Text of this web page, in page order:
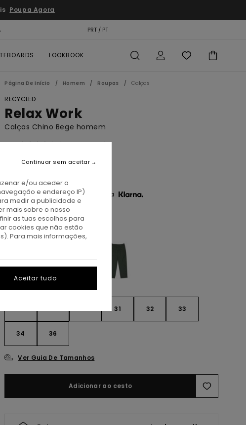
Poupa Agora
PRT / PT
LOOKBOOK
Página De Início Homem Roupas Calças
RECYCLED
Relax Work
Calças Chino Bege homem
4.8
ECO-BONUS
Paga 3 x € 26,67 sem juros com a
CorAluminum
31 32 33
34 36
Ver Guia De Tamanhos
Adicionar ao cesto
e/ou aceder a
e endereço IP)
medir a publicidade e
mais sobre o nosso
as tuas escolhas para
cookies que não estão
Para mais informações,
Continuar sem aceitar
Aceitar tudo